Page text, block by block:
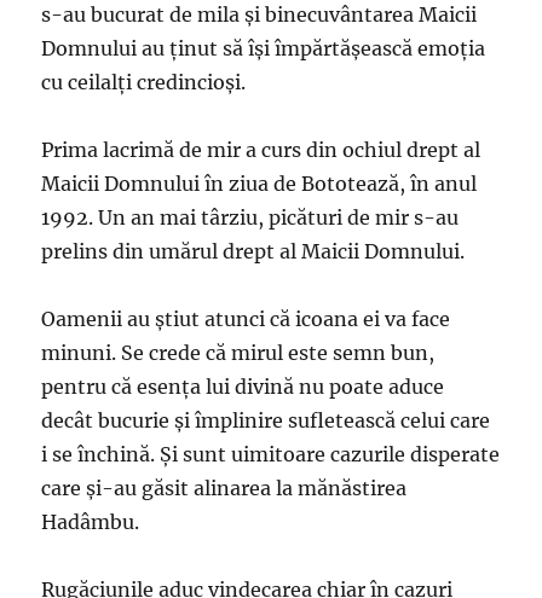
s-au bucurat de mila și binecuvântarea Maicii
Domnului au ținut să își împărtășească emoția
cu ceilalți credincioși.
Prima lacrimă de mir a curs din ochiul drept al
Maicii Domnului în ziua de Bototează, în anul
1992. Un an mai târziu, picături de mir s-au
prelins din umărul drept al Maicii Domnului.
Oamenii au știut atunci că icoana ei va face
minuni. Se crede că mirul este semn bun,
pentru că esenţa lui divină nu poate aduce
decât bucurie şi împlinire sufletească celui care
i se închină. Și sunt uimitoare cazurile disperate
care și-au găsit alinarea la mănăstirea
Hadâmbu.
Rugăciunile aduc vindecarea chiar în cazuri